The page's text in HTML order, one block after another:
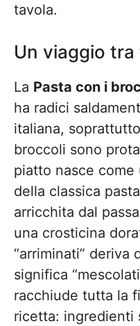
tavola.
Un viaggio
La Pasta con i
ha radici
italiana,
broccoli sono
piatto nasce
della classica
arricchita dal
una crosticina
“arriminati” deriva
significa
racchiude tutta la
ricetta: ingredienti